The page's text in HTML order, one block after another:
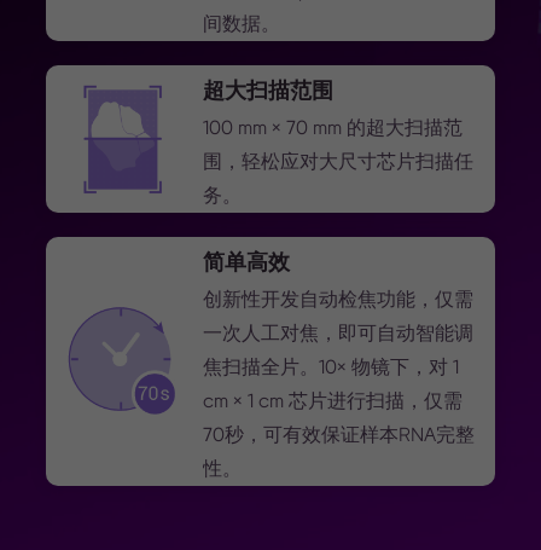
间数据。
超大扫描范围
100 mm × 70 mm 的超大扫描范
围，轻松应对大尺寸芯片扫描任
务。
简单高效
创新性开发自动检焦功能，仅需
一次人工对焦，即可自动智能调
焦扫描全片。10× 物镜下，对 1
cm × 1 cm 芯片进行扫描，仅需
70秒，可有效保证样本RNA完整
性。